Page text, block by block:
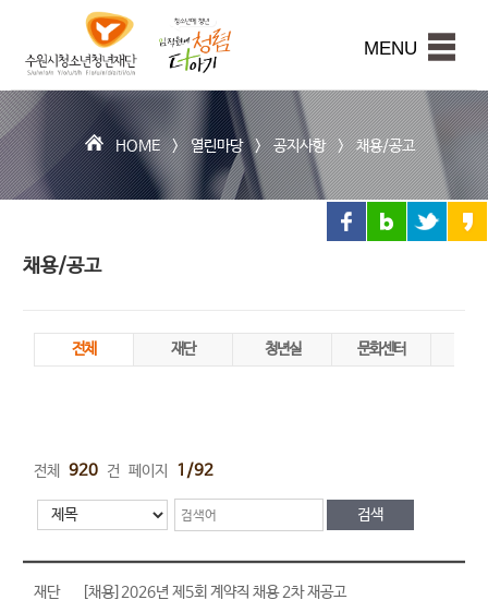
본문내용 바로가기
시
청
소
년
청
년
재
단
MENU
HOME >열린마당>공지사항>채용/공고
채용/공고
전체 재단 청년실 문화센터
용/
공
시
목
전체 920 건 페이지 1/92
재단 [채용]2026년 제5회 계약직 채용 2차 재공고